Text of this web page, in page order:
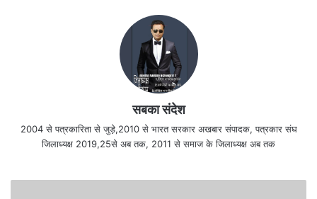
सबका संदेश
2004 से पत्रकारिता से जुड़े,2010 से भारत सरकार अखबार संपादक, पत्रकार संघ
जिलाध्यक्ष 2019,25से अब तक, 2011 से समाज के जिलाध्यक्ष अब तक